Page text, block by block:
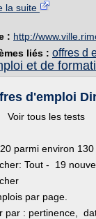
la suite
: http://
liés : offres d
et de
d'emploi
tous les tests
parmi environ
Tout - 19
par page.
par : pertinence,